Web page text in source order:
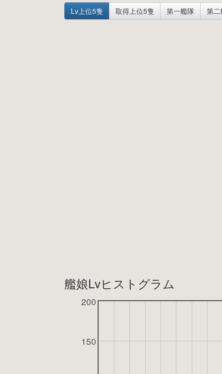
Lv上位5隻 取得上位5隻 第一艦隊 第
艦娘Lvヒストグラム
150
200